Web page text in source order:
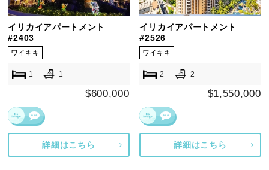
イリカイアパートメント
#2403
ワイキキ
1 1
$600,000
詳細はこちら
イリカイアパートメント
#2526
ワイキキ
2 2
$1,550,000
詳細はこちら